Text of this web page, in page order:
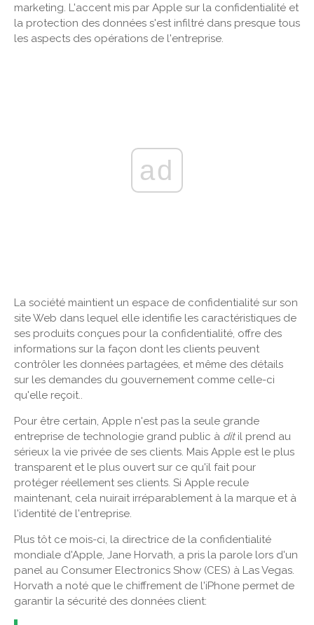
marketing. L'accent mis par Apple sur la confidentialité et
la protection des données s'est infiltré dans presque tous
les aspects des opérations de l'entreprise.
ad
La société maintient un espace de confidentialité sur son
site Web dans lequel elle identifie les caractéristiques de
ses produits conçues pour la confidentialité, offre des
informations sur la façon dont les clients peuvent
contrôler les données partagées, et même des détails
sur les demandes du gouvernement comme celle-ci
qu'elle reçoit..
Pour être certain, Apple n'est pas la seule grande
entreprise de technologie grand public à ditil prend au
sérieux la vie privée de ses clients. Mais Apple est le plus
transparent et le plus ouvert sur ce qu'il fait pour
protéger réellement ses clients. Si Apple recule
maintenant, cela nuirait irréparablement à la marque et à
l'identité de l'entreprise.
Plus tôt ce mois-ci, la directrice de la confidentialité
mondiale d'Apple, Jane Horvath, a pris la parole lors d'un
panel au Consumer Electronics Show (CES) à Las Vegas.
Horvath a noté que le chiffrement de l'iPhone permet de
garantir la sécurité des données client: